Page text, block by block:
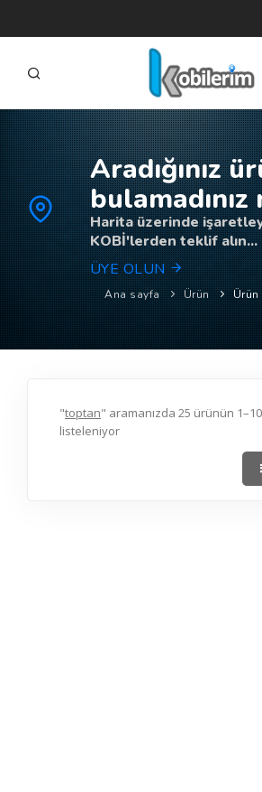
FIRMALAR
ÜRÜNLER
NASIL ÇALIŞIR?
YARDIM
Aradığınız
bulamadınız
Harita üzerinde
KOBİ'lerden teklif alın...
ÜYE OLUN
Ana sayfa Ürün Ürün
"toptan" aramanızda 25 ürünün
listeleniyor